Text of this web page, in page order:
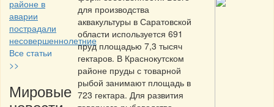
районе в
аварии
пострадали
несовершеннолетние
Все статьи
>>
Мировые
для производства
аквакультуры в Саратовской
области используется 691
пруд площадью 7,3 тысяч
гектаров. В Краснокутском
районе пруды с товарной
рыбой занимают площадь в
723 гектара. Для развития